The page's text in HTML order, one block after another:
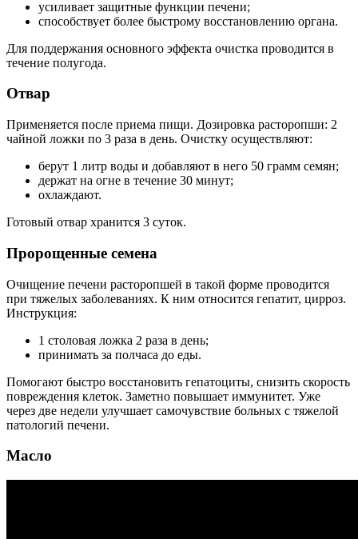
усиливает защитные функции печени;
способствует более быстрому восстановлению органа.
Для поддержания основного эффекта очистка проводится в
течение полугода.
Отвар
Применяется после приема пищи. Дозировка расторопши: 2
чайной ложки по 3 раза в день. Очистку осуществляют:
берут 1 литр воды и добавляют в него 50 грамм семян;
держат на огне в течение 30 минут;
охлаждают.
Готовый отвар хранится 3 суток.
Пророщенные семена
Очищение печени расторопшей в такой форме проводится
при тяжелых заболеваниях. К ним относится гепатит, цирроз.
Инструкция:
1 столовая ложка 2 раза в день;
принимать за полчаса до еды.
Помогают быстро восстановить гепатоциты, снизить скорость
повреждения клеток. Заметно повышает иммунитет. Уже
через две недели улучшает самочувствие больных с тяжелой
патологий печени.
Масло